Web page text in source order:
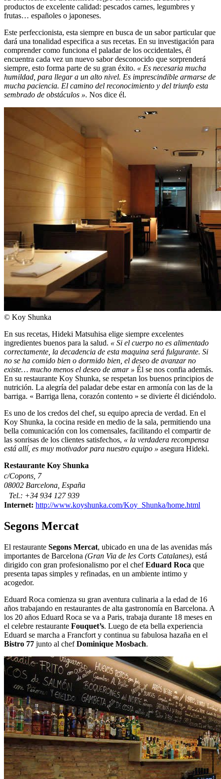
productos de excelente calidad: pescados carnes, legumbres y
frutas… españoles o japoneses.
Este perfeccionista, esta siempre en busca de un sabor particular que
dará una tonalidad especifica a sus recetas. En su investigación para
comprender como funciona el paladar de los occidentales, él
encuentra cada vez un nuevo sabor desconocido que sorprenderá
siempre, esto forma parte de su gran éxito. « Es necesaria mucha
humildad, para llegar a un alto nivel. Es imprescindible armarse de
mucha paciencia. El camino del reconocimiento y del triunfo esta
sembrado de obstáculos ». Nos dice él.
© Koy Shunka
En sus recetas, Hideki Matsuhisa elige siempre excelentes
ingredientes buenos para la salud. « Si el cuerpo no es alimentado
correctamente, la decadencia de esta maquina será fulgurante. Si
no se ha comido bien o dormido bien, el deseo de avanzar no
existe… mucho menos el deseo de amar » Él se nos confia además.
En su restaurante Koy Shunka, se respetan los buenos principios de
nutrición. La alegría del paladar debe estar en armonía con las de la
barriga. « Barriga llena, corazón contento » se divierte él diciéndolo.
Es uno de los credos del chef, su equipo aprecia de verdad. En el
Koy Shunka, la cocina reside en medio de la sala, permitiendo una
bella comunicación con los comensales, facilitando el compartir de
las sonrisas de los clientes satisfechos, « la verdadera recompensa
está allí, es muy motivador para nuestro equipo » asegura Hideki.
Restaurante Koy Shunka
c/Copons, 7
08002 Barcelona, España
Tel.: +34 934 127 939
Internet: http://www.koyshunka.com/Koy_Shunka/home.html
Segons Mercat
El restaurante Segons Mercat, ubicado en una de las avenidas más
importantes de Barcelona (Gran Via de les Corts Catalanes), está
dirigido con gran profesionalismo por el chefEduard Roca que
presenta tapas simples y refinadas, en un ambiente intimo y
acogedor.
Eduard Roca comienza su gran aventura culinaria a la edad de 16
años trabajando en restaurantes de alta gastronomía en Barcelona. A
los 20 años Eduard Roca se va a Paris, trabaja durante 18 meses en
el celebre restaurante Fouquet’s. Luego de eta bella experiencia
Eduard se marcha a Francfort y continua su fabulosa hazaña en el
Bistro 77 junto al chefDominique Mosbach.